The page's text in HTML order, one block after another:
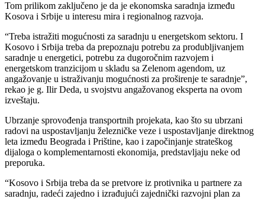
Tom prilikom zaključeno je da je ekonomska saradnja između
Kosova i Srbije u interesu mira i regionalnog razvoja.
“Treba istražiti mogućnosti za saradnju u energetskom sektoru. I
Kosovo i Srbija treba da prepoznaju potrebu za produbljivanjem
saradnje u energetici, potrebu za dugoročnim razvojem i
energetskom tranzicijom u skladu sa Zelenom agendom, uz
angažovanje u istraživanju mogućnosti za proširenje te saradnje”,
rekao je g. Ilir Deda, u svojstvu angažovanog eksperta na ovom
izveštaju.
Ubrzanje sprovođenja transportnih projekata, kao što su ubrzani
radovi na uspostavljanju železničke veze i uspostavljanje direktnog
leta između Beograda i Prištine, kao i započinjanje strateškog
dijaloga o komplementarnosti ekonomija, predstavljaju neke od
preporuka.
“Kosovo i Srbija treba da se pretvore iz protivnika u partnere za
saradnju, radeći zajedno i izrađujući zajednički razvojni plan za